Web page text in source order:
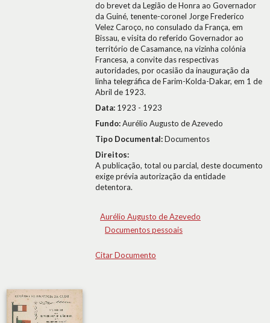
do brevet da Legião de Honra ao Governador
da Guiné, tenente-coronel Jorge Frederico
Velez Caroço, no consulado da França, em
Bissau, e visita do referido Governador ao
território de Casamance, na vizinha colónia
Francesa, a convite das respectivas
autoridades, por ocasião da inauguração da
linha telegráfica de Farim-Kolda-Dakar, em 1 de
Abril de 1923.
Data: 1923 - 1923
Fundo:Aurélio Augusto de Azevedo
Tipo Documental:Documentos
Direitos:
A publicação, total ou parcial, deste documento
exige prévia autorização da entidade
detentora.
Aurélio Augusto de Azevedo
Documentos pessoais
Citar Documento